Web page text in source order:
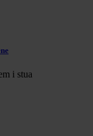
i stua